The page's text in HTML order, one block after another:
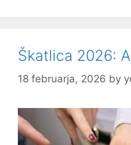
Škatlica 2026:
18 februarja, 2026 by